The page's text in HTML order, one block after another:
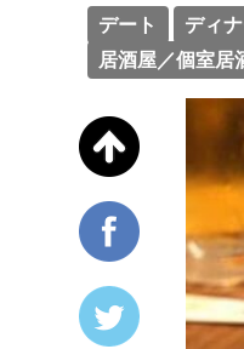
デート ディ
居酒屋／個室居